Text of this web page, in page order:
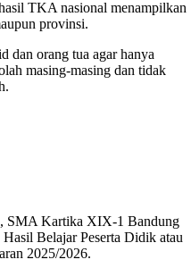
TKA nasional menampilkan
provinsi.
dan orang tua agar hanya
masing-masing dan tidak
SMA Kartika XIX-1 Bandung
Belajar Peserta Didik atau
2025/2026.